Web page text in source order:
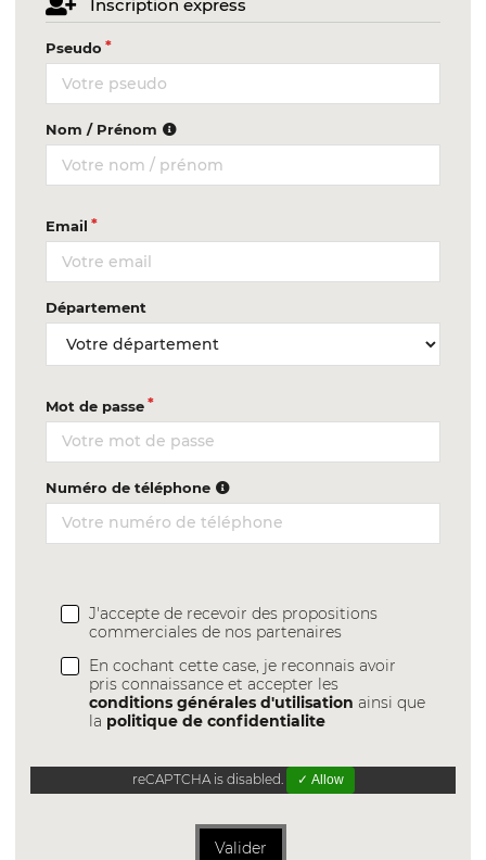
Inscription express
Pseudo
Nom / Prénom
Email
Département
Mot de passe
Numéro de téléphone
J'accepte de recevoir des propositions
commerciales de nos partenaires
En cochant cette case, je reconnais avoir
pris connaissance et accepter les
conditions générales d'utilisation ainsi que
la politique de confidentialite
reCAPTCHA is disabled. ✓ Allow
Valider